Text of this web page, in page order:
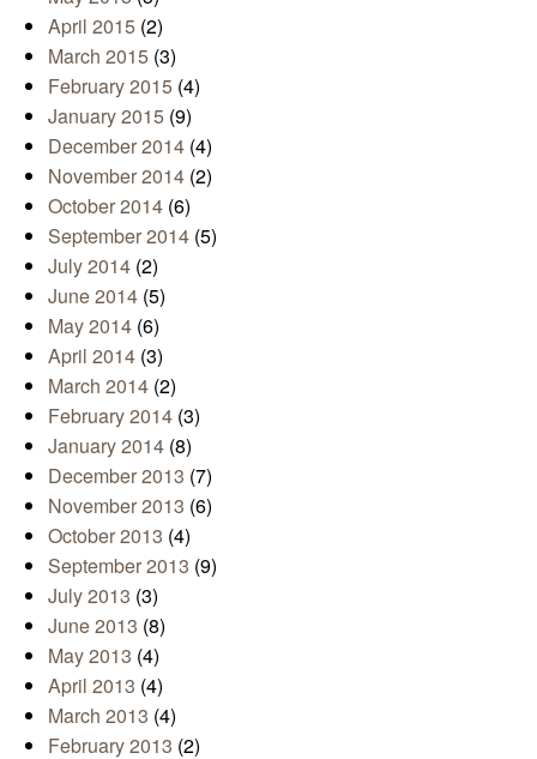
April 2015 (2)
March 2015 (3)
February 2015 (4)
January 2015 (9)
December 2014 (4)
November 2014 (2)
October 2014 (6)
September 2014 (5)
July 2014 (2)
June 2014 (5)
May 2014 (6)
April 2014 (3)
March 2014 (2)
February 2014 (3)
January 2014 (8)
December 2013 (7)
November 2013 (6)
October 2013 (4)
September 2013 (9)
July 2013 (3)
June 2013 (8)
May 2013 (4)
April 2013 (4)
March 2013 (4)
February 2013 (2)